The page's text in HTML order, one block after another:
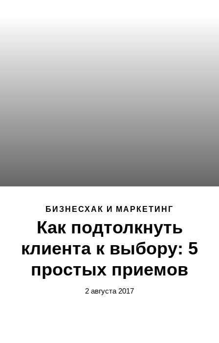
БИЗНЕСХАК И МАРКЕТИНГ
Как подтолкнуть
клиента к выбору: 5
простых приемов
2 августа 2017